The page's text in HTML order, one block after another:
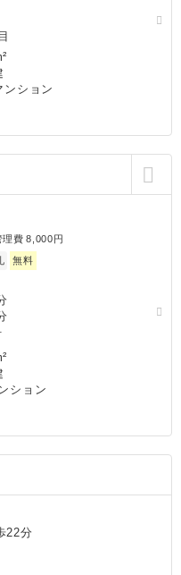
ション
理費 8,000円
無料
ション
22分